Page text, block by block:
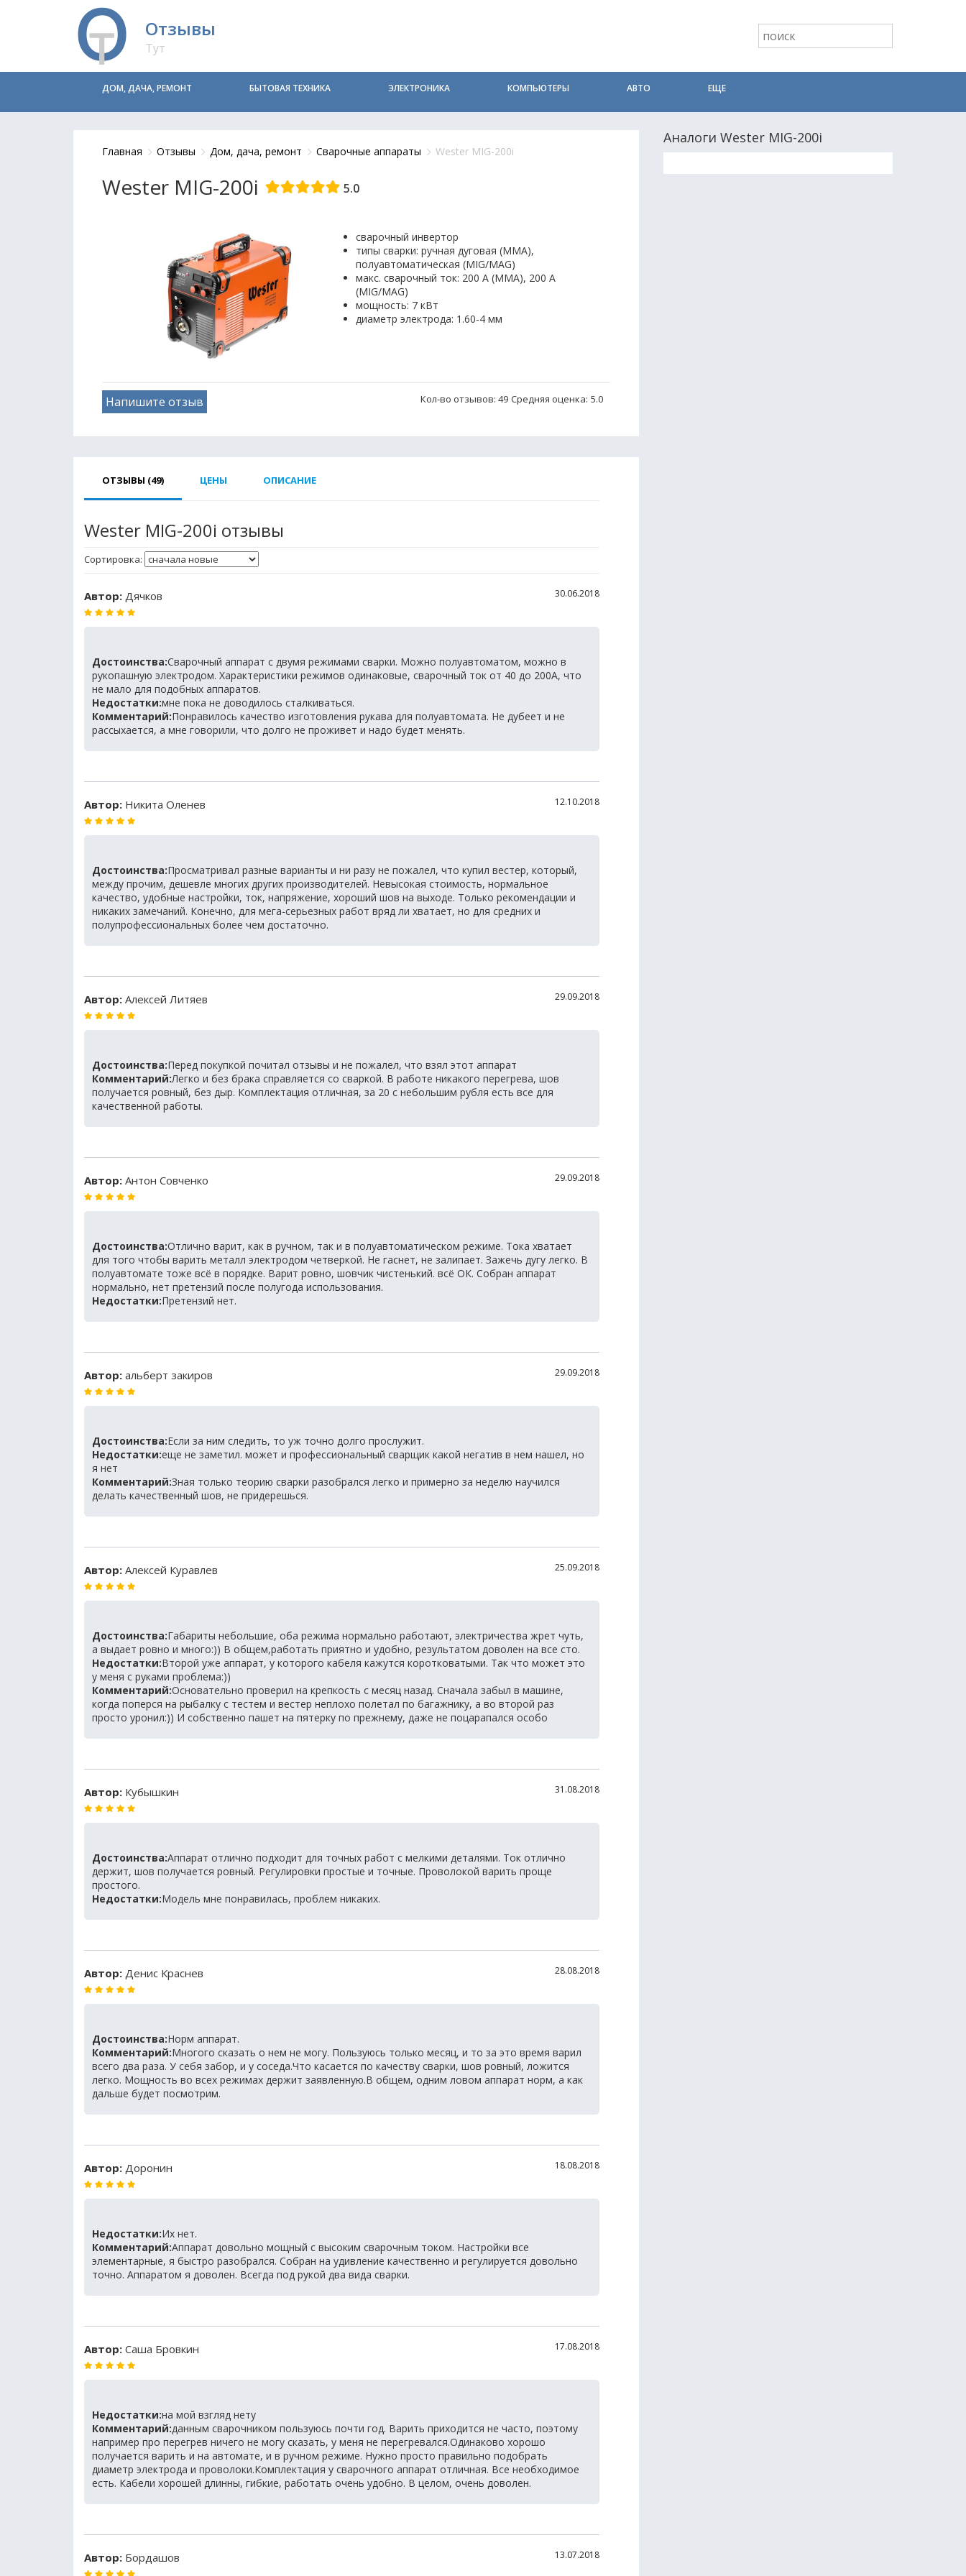
Отзывы
Тут
ДОМ, ДАЧА, РЕМОНТ БЫТОВАЯ ТЕХНИКА ЭЛЕКТРОНИКА КОМПЬЮТЕРЫ АВТО ЕЩЕ
Главная Отзывы Дом, дача, ремонт Сварочные аппараты Wester MIG-200i
Wester MIG-200i 5.0
сварочный инвертор
типы сварки: ручная дуговая (MMA),
полуавтоматическая (MIG/MAG)
макс. сварочный ток: 200 А (MMA), 200 А
(MIG/MAG)
мощность: 7 кВт
диаметр электрода: 1.60-4 мм
Кол-во отзывов: 49 Средняя оценка: 5.0
Напишите отзыв
ОТЗЫВЫ (49) ЦЕНЫ ОПИСАНИЕ
Wester MIG-200i отзывы
Сортировка:
Автор: Дячков 30.06.2018
Достоинства:Сварочный аппарат с двумя режимами сварки. Можно полуавтоматом, можно в
рукопашную электродом. Характеристики режимов одинаковые, сварочный ток от 40 до 200А, что
не мало для подобных аппаратов.
Недостатки:мне пока не доводилось сталкиваться.
Комментарий:Понравилось качество изготовления рукава для полуавтомата. Не дубеет и не
рассыхается, а мне говорили, что долго не проживет и надо будет менять.
Автор: Никита Оленев 12.10.2018
Достоинства:Просматривал разные варианты и ни разу не пожалел, что купил вестер, который,
между прочим, дешевле многих других производителей. Невысокая стоимость, нормальное
качество, удобные настройки, ток, напряжение, хороший шов на выходе. Только рекомендации и
никаких замечаний. Конечно, для мега-серьезных работ вряд ли хватает, но для средних и
полупрофессиональных более чем достаточно.
Автор: Алексей Литяев 29.09.2018
Достоинства:Перед покупкой почитал отзывы и не пожалел, что взял этот аппарат
Комментарий:Легко и без брака справляется со сваркой. В работе никакого перегрева, шов
получается ровный, без дыр. Комплектация отличная, за 20 с небольшим рубля есть все для
качественной работы.
Автор: Антон Совченко 29.09.2018
Достоинства:Отлично варит, как в ручном, так и в полуавтоматическом режиме. Тока хватает
для того чтобы варить металл электродом четверкой. Не гаснет, не залипает. Зажечь дугу легко. В
полуавтомате тоже всё в порядке. Варит ровно, шовчик чистенький. всё ОК. Собран аппарат
нормально, нет претензий после полугода использования.
Недостатки:Претензий нет.
Автор: альберт закиров 29.09.2018
Достоинства:Если за ним следить, то уж точно долго прослужит.
Недостатки:еще не заметил. может и профессиональный сварщик какой негатив в нем нашел, но
я нет
Комментарий:Зная только теорию сварки разобрался легко и примерно за неделю научился
делать качественный шов, не придерешься.
Автор: Алексей Куравлев 25.09.2018
Достоинства:Габариты небольшие, оба режима нормально работают, электричества жрет чуть,
а выдает ровно и много:)) В общем,работать приятно и удобно, результатом доволен на все сто.
Недостатки:Второй уже аппарат, у которого кабеля кажутся коротковатыми. Так что может это
у меня с руками проблема:))
Комментарий:Основательно проверил на крепкость с месяц назад. Сначала забыл в машине,
когда поперся на рыбалку с тестем и вестер неплохо полетал по багажнику, а во второй раз
просто уронил:)) И собственно пашет на пятерку по прежнему, даже не поцарапался особо
Автор: Кубышкин 31.08.2018
Достоинства:Аппарат отлично подходит для точных работ с мелкими деталями. Ток отлично
держит, шов получается ровный. Регулировки простые и точные. Проволокой варить проще
простого.
Недостатки:Модель мне понравилась, проблем никаких.
Автор: Денис Краснев 28.08.2018
Достоинства:Норм аппарат.
Комментарий:Многого сказать о нем не могу. Пользуюсь только месяц, и то за это время варил
всего два раза. У себя забор, и у соседа.Что касается по качеству сварки, шов ровный, ложится
легко. Мощность во всех режимах держит заявленную.В общем, одним ловом аппарат норм, а как
дальше будет посмотрим.
Автор: Доронин 18.08.2018
Недостатки:Их нет.
Комментарий:Аппарат довольно мощный с высоким сварочным током. Настройки все
элементарные, я быстро разобрался. Собран на удивление качественно и регулируется довольно
точно. Аппаратом я доволен. Всегда под рукой два вида сварки.
Автор: Саша Бровкин 17.08.2018
Недостатки:на мой взгляд нету
Комментарий:данным сварочником пользуюсь почти год. Варить приходится не часто, поэтому
например про перегрев ничего не могу сказать, у меня не перегревался.Одинаково хорошо
получается варить и на автомате, и в ручном режиме. Нужно просто правильно подобрать
диаметр электрода и проволоки.Комплектация у сварочного аппарат отличная. Все необходимое
есть. Кабели хорошей длинны, гибкие, работать очень удобно. В целом, очень доволен.
Автор: Бордашов 13.07.2018
Аналоги Wester MIG-200i